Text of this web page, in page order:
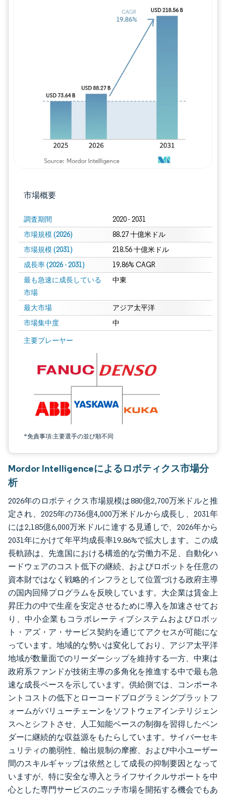
市場概要
調査期間 2020 - 2031
市場規模 (2026) 88.27 十億米ドル
市場規模 (2031) 218.56 十億米ドル
成長率 (2026 - 2031) 19.86% CAGR
最も急速に成長している
市場
中東
最大市場 アジア太平洋
市場集中度 中
主要プレーヤー
*免責事項:主要選手の並び順不同
画像 © Mordor Intelligence。再利用にはCC BY 4.0の表示が必要です。
画像 © Mordor Intelligence。再利用には
Mordor Intelligenceによるロボティクス市場分
析
2026年のロボティクス市場規模は880億2,700万米ドルと推
定され、2025年の736億4,000万米ドルから成長し、2031年
には2,185億6,000万米ドルに達する見通しで、2026年から
2031年にかけて年平均成長率19.86%で拡大します。この成
長軌跡は、先進国における構造的な労働力不足、自動化ハ
ードウェアのコスト低下の継続、およびロボットを任意の
資本財ではなく戦略的インフラとして位置づける政府主導
の国内回帰プログラムを反映しています。大企業は賃金上
昇圧力の中で生産を安定させるために導入を加速させてお
り、中小企業もコラボレーティブシステムおよびロボッ
ト・アズ・ア・サービス契約を通じてアクセスが可能にな
っています。地域的な勢いは変化しており、アジア太平洋
地域が数量面でのリーダーシップを維持する一方、中東は
政府系ファンドが技術主導の多角化を推進する中で最も急
速な成長ペースを示しています。供給側では、コンポーネ
ントコストの低下とローコードプログラミングプラットフ
ォームがバリューチェーンをソフトウェアインテリジェン
スへとシフトさせ、人工知能ベースの制御を習得したベン
ダーに継続的な収益源をもたらしています。サイバーセキ
ュリティの脆弱性、輸出規制の摩擦、および中小ユーザー
間のスキルギャップは依然として成長の抑制要因となって
いますが、特に安全な導入とライフサイクルサポートを中
心とした専門サービスのニッチ市場を開拓する機会でもあ